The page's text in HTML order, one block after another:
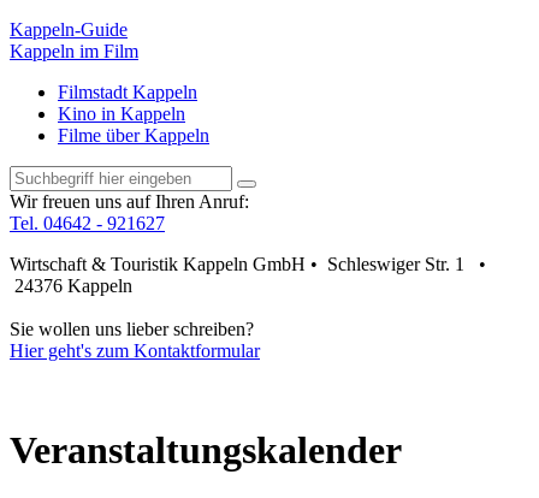
Kappeln-Guide
Kappeln im Film
Filmstadt Kappeln
Kino in Kappeln
Filme über Kappeln
Wir freuen uns auf Ihren Anruf:
Tel. 04642 - 921627
Wirtschaft & Touristik Kappeln GmbH • Schleswiger Str. 1 •
24376 Kappeln
Sie wollen uns lieber schreiben?
Hier geht's zum Kontaktformular
Veranstaltungs­kalender